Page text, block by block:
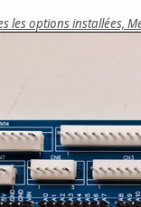
les options installées,